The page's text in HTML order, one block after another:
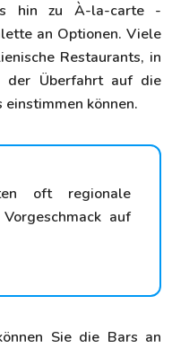
hin zu À-la-carte -
an Optionen. Viele
Restaurants, in
der Überfahrt auf die
einstimmen können.
oft regionale
auf
Sie die Bars an